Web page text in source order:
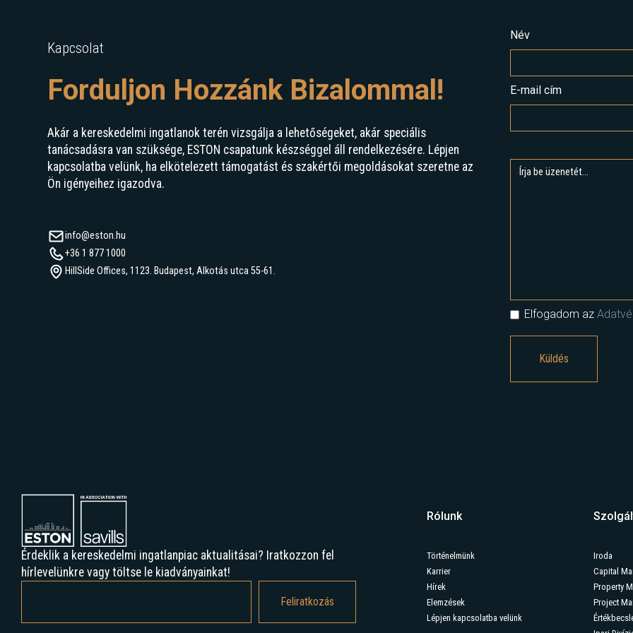
Kapcsolat
Forduljon Hozzánk Bizalommal!
Akár a kereskedelmi ingatlanok terén vizsgálja a lehetőségeket, akár speciális
tanácsadásra van szüksége, ESTON csapatunk készséggel áll rendelkezésére. Lépjen
kapcsolatba velünk, ha elkötelezett támogatást és szakértői megoldásokat szeretne az
Ön igényeihez igazodva.
info@eston.hu
+36 1 877 1000
HillSide Offices, 1123. Budapest, Alkotás utca 55-61.
Név
E-mail cím
Elfogadom az
Érdeklik a kereskedelmi ingatlanpiac aktualitásai? Iratkozzon fel
hírlevelünkre vagy töltse le kiadványainkat!
Rólunk
Történelmünk
Karrier
Hírek
Elemzések
Lépjen kapcsolatba velünk
Iroda
Capital
Property
Project